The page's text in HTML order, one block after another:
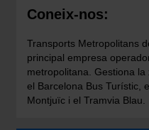
Coneix-nos:
Transports Metropolitans
principal empresa
metropolitana. Gestiona
el Barcelona Bus Turístic,
Montjuïc i el Tramvia Blau.